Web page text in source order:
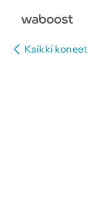
Kaikki koneet